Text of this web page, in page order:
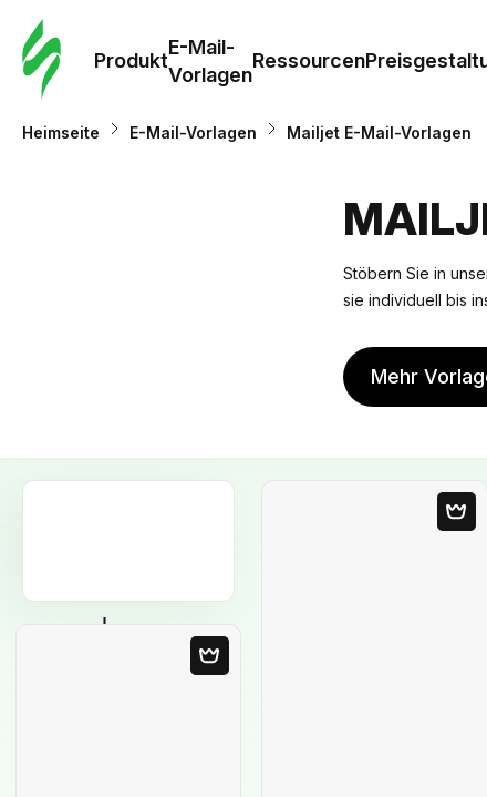
Produkt
E-Mail-
Vorlagen
Ressourcen
Heimseite E-Mail-Vorlagen Mailjet E-Mail-Vorlagen
Stöbern Sie in
sie individuell bis
Mehr